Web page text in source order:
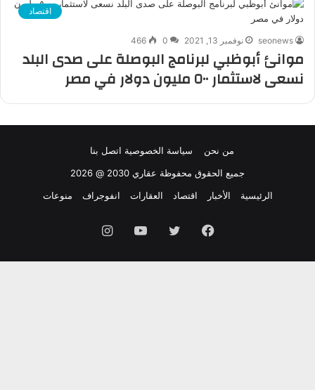
اقتصاد
seonews نوفمبر 13, 2021 0
466
موانئ أبوظبي لبرنامج البوصلة على صدى البلد
نسعى لاستثمار ٥٠٠ مليون دولار في مصر
من نحن سياسة الخصوصية اتصل بنا
جميع الحقوق محفوظة عقاري 2030 @ 2026
الرئيسية
الأخبار اقتصاد العقارات انفوجراف منوعات
فيسبوك تويتر يوتيوب